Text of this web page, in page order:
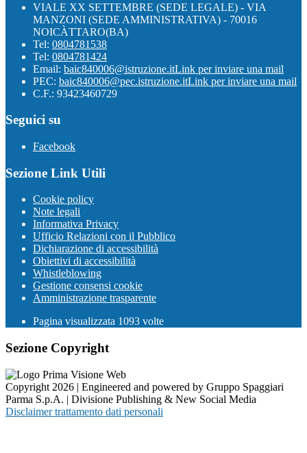
VIALE XX SETTEMBRE (SEDE LEGALE) - VIA
MANZONI (SEDE AMMINISTRATIVA) - 70016
NOICÀTTARO(BA)
Tel: 0804781538
Tel: 0804781424
Email: baic840006@istruzione.itLink per inviare una mail
PEC: baic840006@pec.istruzione.itLink per inviare una mail
C.F.: 93423460729
Seguici su
Facebook
Sezione Link Utili
Cookie policy
Note legali
Informativa Privacy
Ufficio Relazioni con il Pubblico
Dichiarazione di accessibilità
Obiettivi di accessibilità
Whistleblowing
Gestione consensi cookie
Amministrazione trasparente
Pagina visualizzata 1093 volte
Sezione Copyright
Copyright 2026 | Engineered and powered by Gruppo Spaggiari
Parma S.p.A. | Divisione Publishing & New Social Media
Disclaimer trattamento dati personali